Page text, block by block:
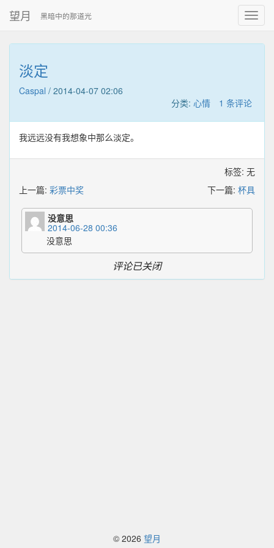
望月 黑暗中的那道光
淡定
Caspal / 2014-04-07 02:06
分类: 心情 1 条评论
我远远没有我想象中那么淡定。
标签: 无
上一篇: 彩票中奖 下一篇: 杯具
没意思
2014-06-28 00:36
没意思
评论已关闭
© 2026 望月